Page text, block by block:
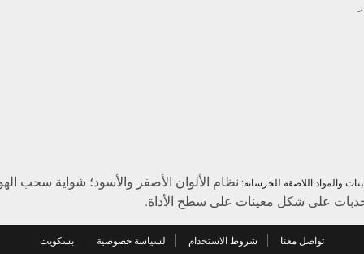
والمواد اللاصقة للخرسانة:
على شكل معينات على سطح الأداة.
تواصل معنا شروط الاستخدام لسياسة خصوصية بسكويت